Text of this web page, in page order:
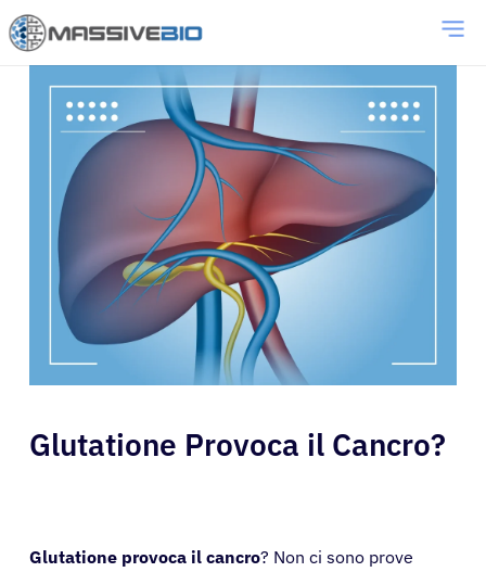
Glutatione Provoca il Cancro?
Glutatione provoca il cancro? Non ci sono prove